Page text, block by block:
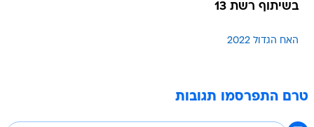
בשיתוף רשת 13
האח הגדול 2022
טרם התפרסמו תגובות